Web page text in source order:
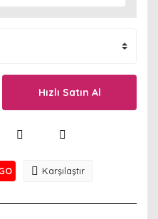
Hızlı Satın Al
Karşılaştır